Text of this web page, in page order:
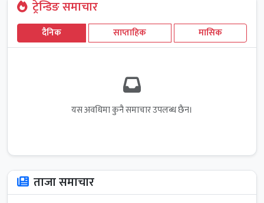
ट्रेन्डिङ समाचार
दैनिक साप्ताहिक मासिक
यस अवधिमा कुनै समाचार उपलब्ध छैन।
ताजा समाचार